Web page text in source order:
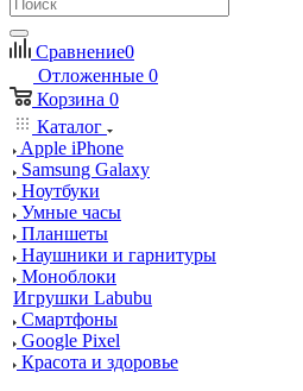
Сравнение0
Отложенные 0
Корзина 0
Каталог
Apple iPhone
Samsung Galaxy
Ноутбуки
Умные часы
Планшеты
Наушники и гарнитуры
Моноблоки
Игрушки Labubu
Смартфоны
Google Pixel
Красота и здоровье